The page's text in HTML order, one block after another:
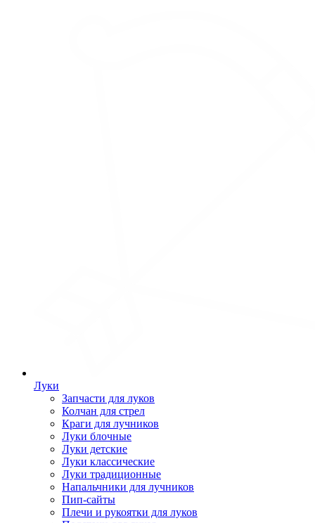
Луки
Запчасти для луков
Колчан для стрел
Краги для лучников
Луки блочные
Луки детские
Луки классические
Луки традиционные
Напальчники для лучников
Пип-сайты
Плечи и рукоятки для луков